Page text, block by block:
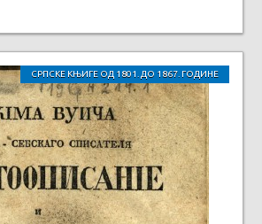
СРПСКЕ КЊИГЕ ОД 1801. ДО 1867. ГОДИНЕ